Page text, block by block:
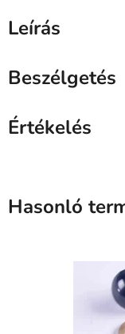
Leírás
Beszélgetés
Értékelés
Hasonló